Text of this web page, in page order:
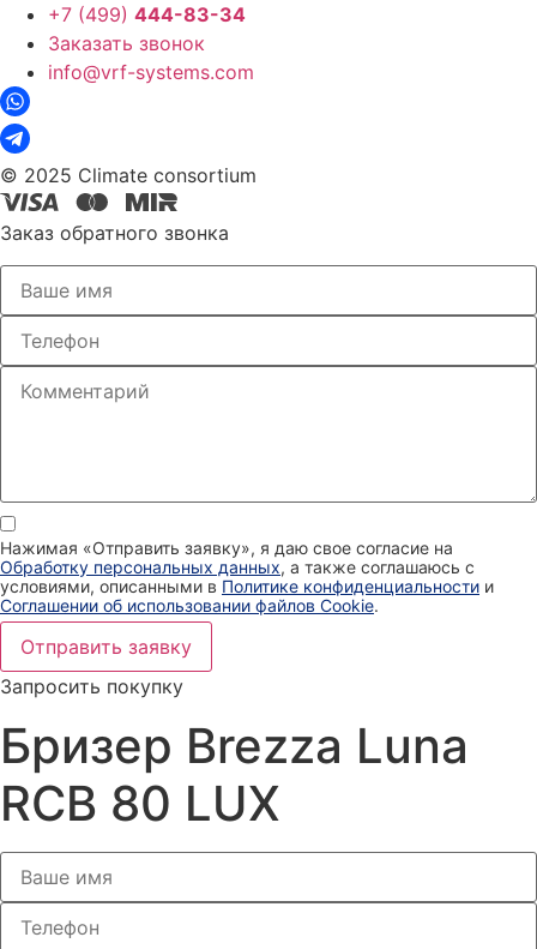
+7 (499) 444-83-34
Заказать звонок
info@vrf-systems.com
© 2025 Climate consortium
Заказ обратного звонка
Нажимая «Отправить заявку», я даю свое согласие на
Обработку персональных данных, а также соглашаюсь с
условиями, описанными в Политике конфиденциальности и
Соглашении об использовании файлов Cookie.
Отправить заявку
Запросить покупку
Бризер Brezza Luna
RCB 80 LUX